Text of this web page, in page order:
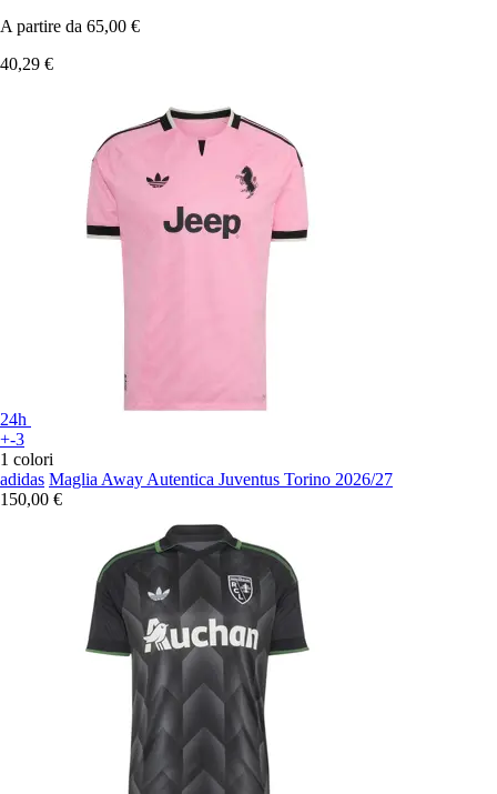
A partire da 65,00 €
40,29 €
24h
+-3
1 colori
adidas Maglia Away Autentica Juventus Torino 2026/27
150,00 €